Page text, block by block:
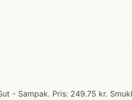
- Sampak. Pris: 249.75 kr.